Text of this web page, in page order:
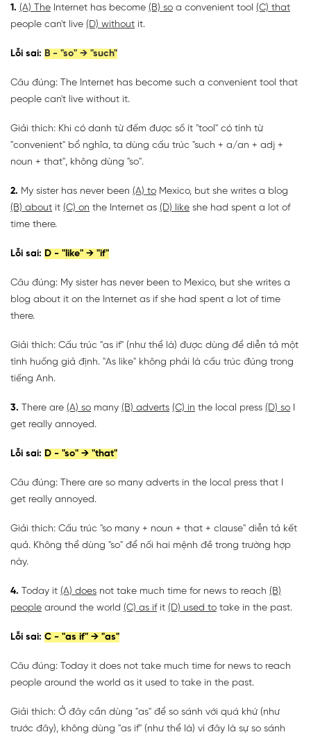
1. (A) The Internet has become (B) so a convenient tool (C) that
people can't live (D) without it.
Lỗi sai: B - "so" → "such"
Câu đúng: The Internet has become such a convenient tool that
people can't live without it.
Giải thích: Khi có danh từ đếm được số ít "tool" có tính từ
"convenient" bổ nghĩa, ta dùng cấu trúc "such + a/an + adj +
noun + that", không dùng "so".
2. My sister has never been (A) to Mexico, but she writes a blog
(B) about it (C) on the Internet as (D) like she had spent a lot of
time there.
Lỗi sai: D - "like" → "if"
Câu đúng: My sister has never been to Mexico, but she writes a
blog about it on the Internet as if she had spent a lot of time
there.
Giải thích: Cấu trúc "as if" (như thể là) được dùng để diễn tả một
tình huống giả định. "As like" không phải là cấu trúc đúng trong
tiếng Anh.
3. There are (A) so many (B) adverts (C) in the local press (D) so
get really annoyed.
Lỗi sai: D - "so" → "that"
Câu đúng: There are so many adverts in the local press that I
get really annoyed.
Giải thích: Cấu trúc "so many + noun + that + clause" diễn tả kết
quả. Không thể dùng "so" để nối hai mệnh đề trong trường hợp
này.
4. Today it (A) does not take much time for news to reach (B)
people around the world (C) as ifit (D) used to take in the past.
Lỗi sai: C - "as if" → "as"
Câu đúng: Today it does not take much time for news to reach
people around the world as it used to take in the past.
Giải thích: Ở đây cần dùng "as" để so sánh với quá khứ (như
trước đây), không dùng "as if" (như thể là) vì đây là sự so sánh